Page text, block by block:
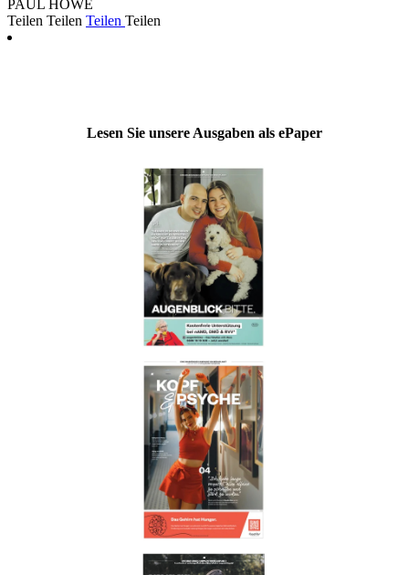
PAUL HOWE
Teilen Teilen Teilen Teilen
Lesen Sie unsere Ausgaben als ePaper